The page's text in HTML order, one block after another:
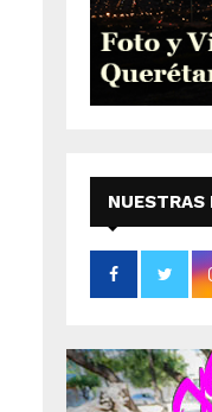
NUESTRAS
SOCIALES